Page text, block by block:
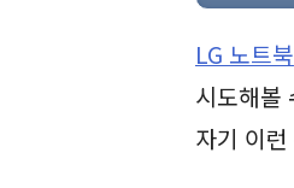
LG 노트북
시도해볼
자기 이